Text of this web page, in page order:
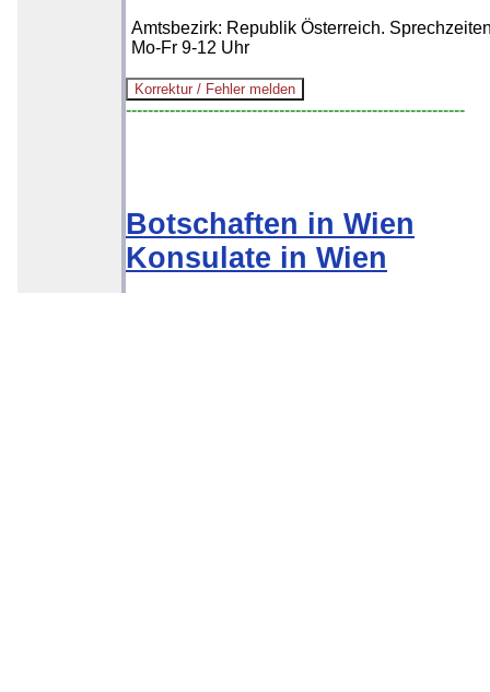
Amtsbezirk: Republik Österreich.
Mo-Fr 9-12 Uhr
--------------------------------------------------------------
Botschaften in Wien
Konsulate in Wien